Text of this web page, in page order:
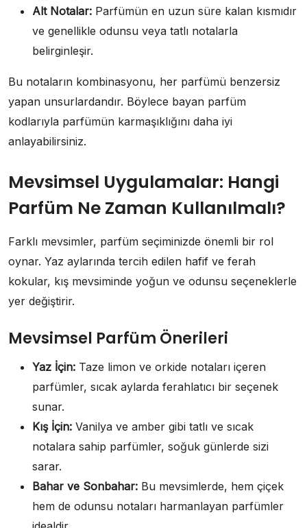
Alt Notalar: Parfümün en uzun süre kalan kısmıdır
ve genellikle odunsu veya tatlı notalarla
belirginleşir.
Bu notaların kombinasyonu, her parfümü benzersiz
yapan unsurlardandır. Böylece bayan parfüm
kodlarıyla parfümün karmaşıklığını daha iyi
anlayabilirsiniz.
Mevsimsel Uygulamalar: Hangi
Parfüm Ne Zaman Kullanılmalı?
Farklı mevsimler, parfüm seçiminizde önemli bir rol
oynar. Yaz aylarında tercih edilen hafif ve ferah
kokular, kış mevsiminde yoğun ve odunsu seçeneklerle
yer değiştirir.
Mevsimsel Parfüm Önerileri
Yaz İçin: Taze limon ve orkide notaları içeren
parfümler, sıcak aylarda ferahlatıcı bir seçenek
sunar.
Kış İçin: Vanilya ve amber gibi tatlı ve sıcak
notalara sahip parfümler, soğuk günlerde sizi
sarar.
Bahar ve Sonbahar: Bu mevsimlerde, hem çiçek
hem de odunsu notaları harmanlayan parfümler